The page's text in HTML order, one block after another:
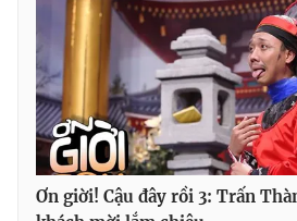
Ơn giời! Cậu đây rồi 3: Trấn